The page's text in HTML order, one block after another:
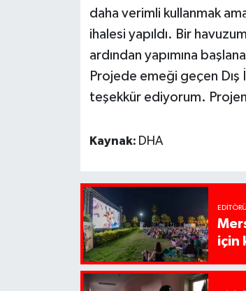
daha verimli kullanmak
ihalesi yapıldı. Bir
ardından yapımına
Projede emeği geçen Dış
teşekkür ediyorum.
Kaynak: DHA
için